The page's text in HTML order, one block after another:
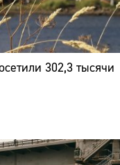
302,3 тысячи